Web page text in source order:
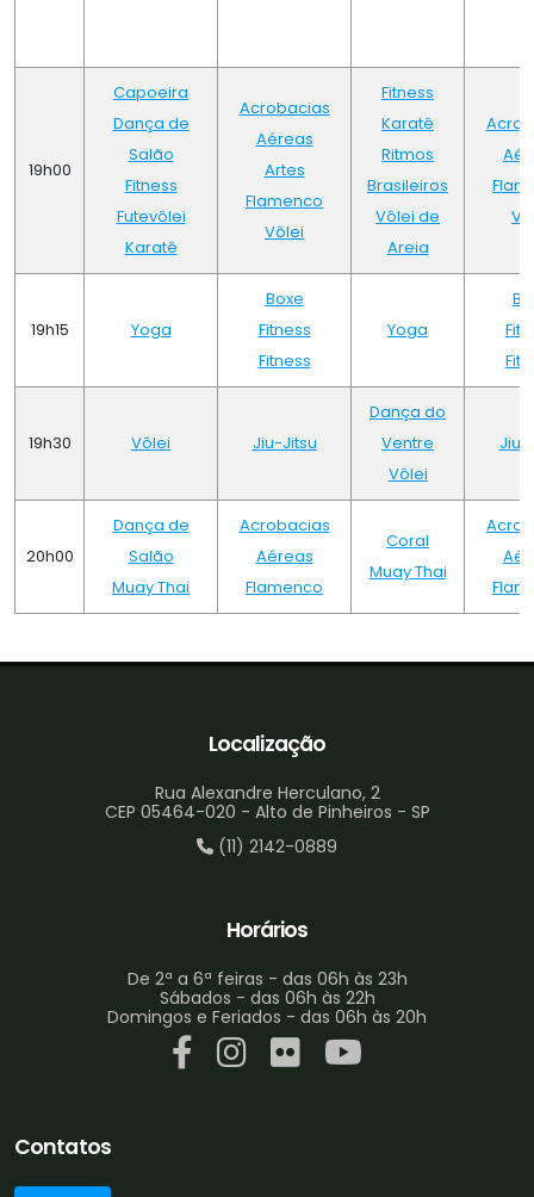
19h00
Capoeira
Dança de
Salão
Fitness
Futevôlei
Karatê
Acrobacias
Aéreas
Artes
Flamenco
Vôlei
Fitness
Karatê
Ritmos
Brasileiros
Vôlei de
Areia
19h15 Yoga
Boxe
Fitness
Fitness
Yoga
19h30 Vôlei Jiu-Jitsu
Dança do
Ventre
Vôlei
Jiu-
20h00
Dança de
Salão
Muay Thai
Acrobacias
Aéreas
Flamenco
Coral
Muay Thai
Localização
Rua Alexandre Herculano, 2
CEP 05464-020 - Alto de Pinheiros - SP
(11) 2142-0889
Horários
De 2ª a 6ª feiras - das 06h às 23h
Sábados - das 06h às 22h
Domingos e Feriados - das 06h às 20h
Contatos